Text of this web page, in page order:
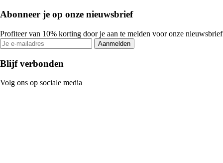
Abonneer je op onze nieuwsbrief
Profiteer van 10% korting door je aan te melden voor onze nieuwsbrief
Aanmelden
Blijf verbonden
Volg ons op sociale media